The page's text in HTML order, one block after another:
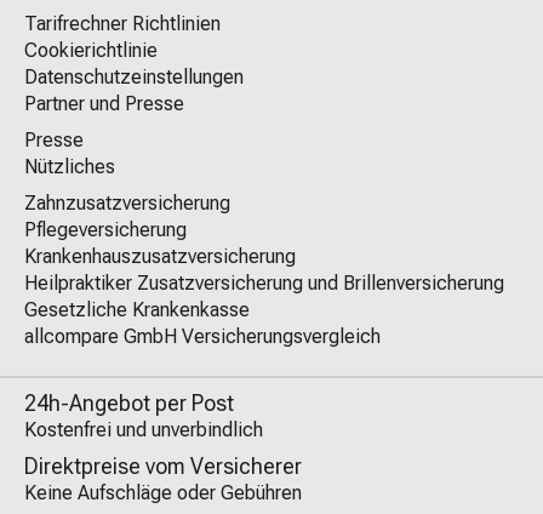
Tarifrechner Richtlinien
Cookierichtlinie
Datenschutzeinstellungen
Partner und Presse
Presse
Nützliches
Zahnzusatzversicherung
Pflegeversicherung
Krankenhauszusatzversicherung
Heilpraktiker Zusatzversicherung und Brillenversicherung
Gesetzliche Krankenkasse
allcompare GmbH Versicherungsvergleich
24h-Angebot per Post
Kostenfrei und unverbindlich
Direktpreise vom Versicherer
Keine Aufschläge oder Gebühren